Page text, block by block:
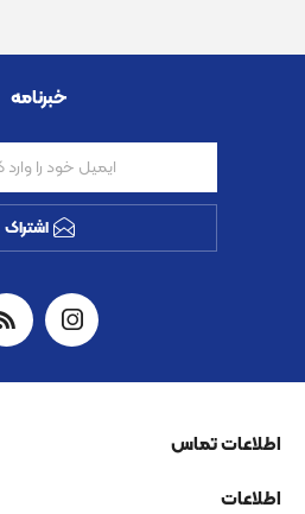
خبرنامه
اشتراک
اطلاعات تماس
اطلاعات